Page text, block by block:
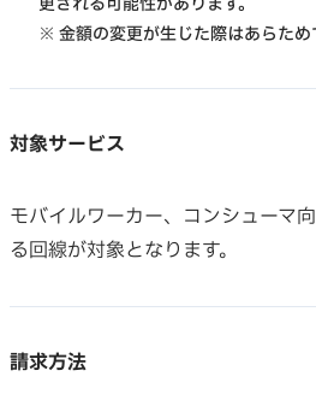
※ 金額の変更が生じた際はあらため
対象サービス
モバイルワーカー、コンシューマ
る回線が対象となります。
請求方法